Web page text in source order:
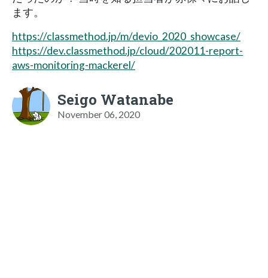
ます。
https://classmethod.jp/m/devio_2020_showcase/
https://dev.classmethod.jp/cloud/202011-report-
aws-monitoring-mackerel/
Seigo Watanabe
November 06, 2020